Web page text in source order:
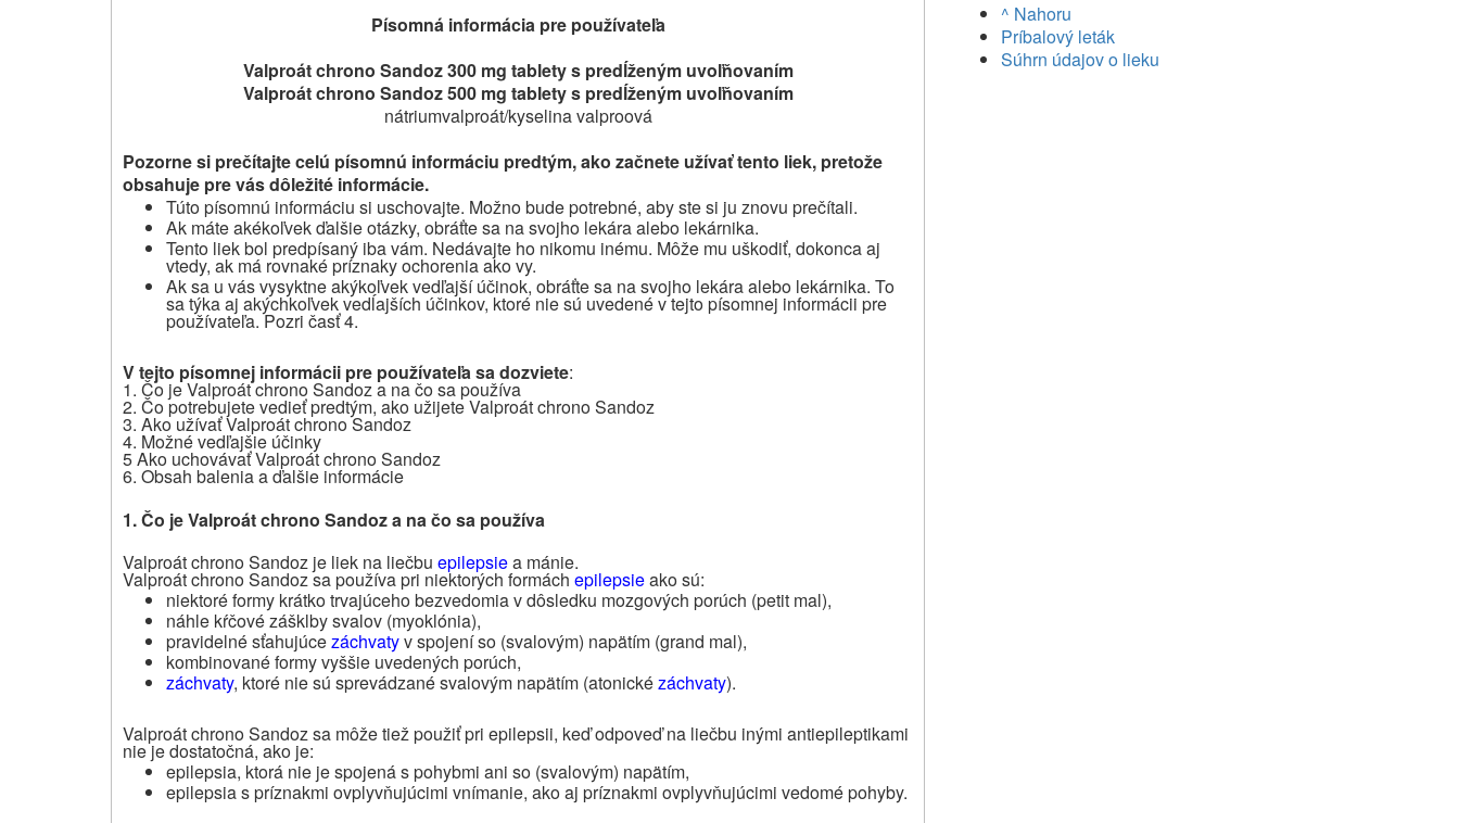
Písomná informácia pre používateľa
Valproát chrono Sandoz 300 mg tablety s predĺženým uvoľňovaním
Valproát chrono Sandoz 500 mg tablety s predĺženým uvoľňovaním
nátriumvalproát/kyselina valproová
Pozorne si prečítajte celú písomnú informáciu predtým, ako začnete užívať tento liek, pretože
obsahuje pre vás dôležité informácie.
Túto písomnú informáciu si uschovajte. Možno bude potrebné, aby ste si ju znovu prečítali.
Ak máte akékoľvek ďalšie otázky, obráťte sa na svojho lekára alebo lekárnika.
Tento liek bol predpísaný iba vám. Nedávajte ho nikomu inému. Môže mu uškodiť, dokonca aj
vtedy, ak má rovnaké príznaky ochorenia ako vy.
Ak sa u vás vysyktne akýkoľvek vedľajší účinok, obráťte sa na svojho lekára alebo lekárnika. To
sa týka aj akýchkoľvek vedĺajších účinkov, ktoré nie sú uvedené v tejto písomnej informácii pre
používateľa. Pozri časť 4.
V tejto písomnej informácii pre používateľa sa dozviete:
1. Čo je Valproát chrono Sandoz a na čo sa používa
2. Čo potrebujete vedieť predtým, ako užijete Valproát chrono Sandoz
3. Ako užívať Valproát chrono Sandoz
4. Možné vedľajšie účinky
5 Ako uchovávať Valproát chrono Sandoz
6. Obsah balenia a ďalšie informácie
1. Čo je Valproát chrono Sandoz a na čo sa používa
Valproát chrono Sandoz je liek na liečbu epilepsiea mánie.
Valproát chrono Sandoz sa používa pri niektorých formách epilepsieako sú:
niektoré formy krátko trvajúceho bezvedomia v dôsledku mozgových porúch (petit mal),
náhle kŕčové zášklby svalov (myoklónia),
pravidelné sťahujúcezáchvatyv spojení so (svalovým) napätím (grand mal),
kombinované formy vyššie uvedených porúch,
záchvaty, ktoré nie sú sprevádzané svalovým napätím (atonickézáchvaty).
Valproát chrono Sandoz sa môže tiež použiť pri epilepsii, keď odpoveď na liečbu inými antiepileptikami
nie je dostatočná, ako je:
epilepsia, ktorá nie je spojená s pohybmi ani so (svalovým) napätím,
epilepsia s príznakmi ovplyvňujúcimi vnímanie, ako aj príznakmi ovplyvňujúcimi vedomé pohyby.
^ Nahoru
Príbalový leták
Súhrn údajov o lieku